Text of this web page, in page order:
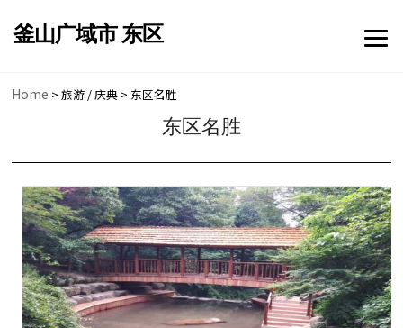
釜山广域市 东区
메뉴 열기
메뉴 열기
메뉴 열기
전체메뉴 닫기
Home > 旅游 / 庆典 > 东区名胜
东区名胜